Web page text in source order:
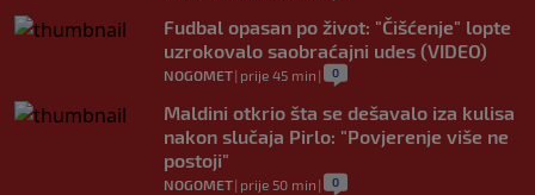
Fudbal opasan po život: "Čišćenje" lopte
uzrokovalo saobraćajni udes (VIDEO)
NOGOMET| prije 45 min | 0
Maldini otkrio šta se dešavalo iza kulisa
nakon slučaja Pirlo: "Povjerenje više ne
postoji"
NOGOMET| prije 50 min | 0